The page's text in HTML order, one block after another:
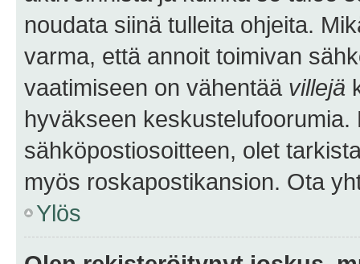
noudata siinä tulleita ohjeita.
varma, että annoit toimivan
vaatimiseen on vähentää villejä
hyväkseen
sähköpostiosoitteen, olet
myös roskapostikansion. Ota
Ylös